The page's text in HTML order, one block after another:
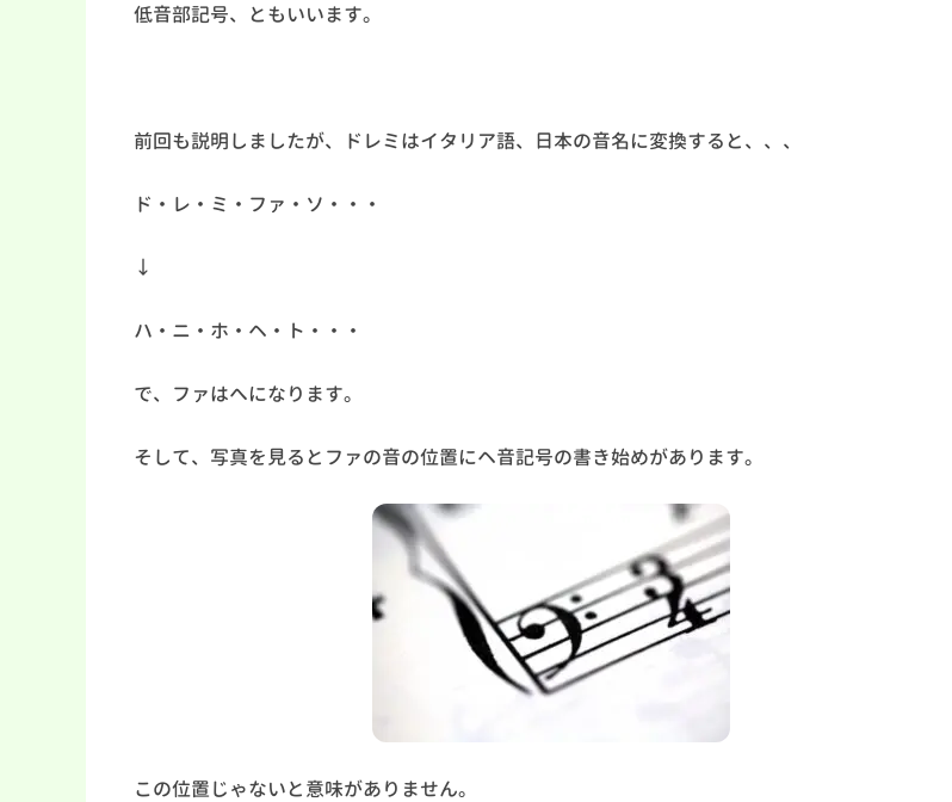
低音部記号、ともいいます。
前回も説明しましたが、ドレミはイタリア語、日本の音名に変換すると、、、
ド・レ・ミ・ファ・ソ・・・
↓
ハ・ニ・ホ・ヘ・ト・・・
で、ファはへになります。
そして、写真を見るとファの音の位置にヘ音記号の書き始めがあります。
この位置じゃないと意味がありません。